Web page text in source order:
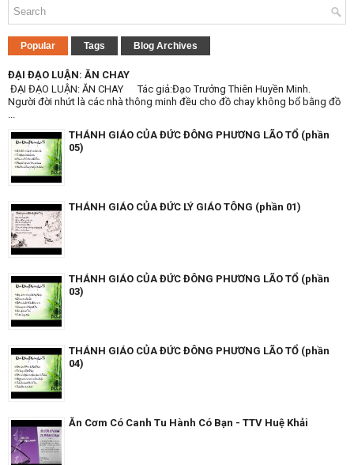
Popular Tags Blog Archives
ĐẠI ĐẠO LUẬN: ĂN CHAY
ĐẠI ĐẠO LUẬN: ĂN CHAY Tác giả:Đạo Trưởng Thiên Huyền Minh.
Người đời nhứt là các nhà thông minh đều cho đồ chay không bổ bằng đồ
...
THÁNH GIÁO CỦA ĐỨC ĐÔNG PHƯƠNG LÃO TỔ (phần
05)
THÁNH GIÁO CỦA ĐỨC LÝ GIÁO TÔNG (phần 01)
THÁNH GIÁO CỦA ĐỨC ĐÔNG PHƯƠNG LÃO TỔ (phần
03)
THÁNH GIÁO CỦA ĐỨC ĐÔNG PHƯƠNG LÃO TỔ (phần
04)
Ăn Cơm Có Canh Tu Hành Có Bạn - TTV Huệ Khải